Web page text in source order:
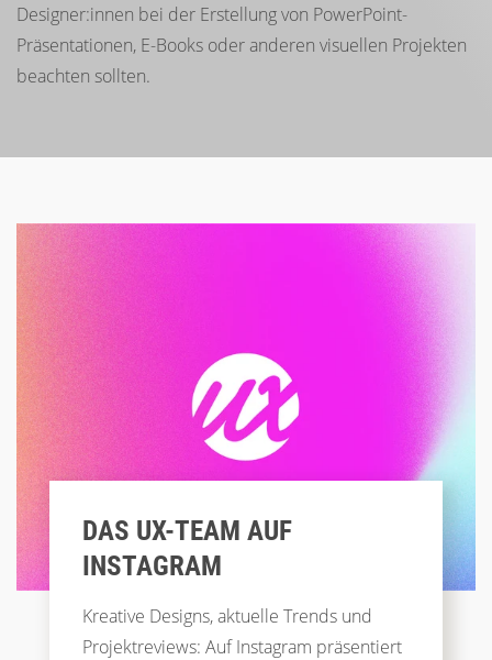
Designer:innen bei der Erstellung von PowerPoint-
Präsentationen, E-Books oder anderen visuellen Projekten
beachten sollten.
DAS UX-TEAM AUF
INSTAGRAM
Kreative Designs, aktuelle Trends und
Projektreviews: Auf Instagram präsentiert